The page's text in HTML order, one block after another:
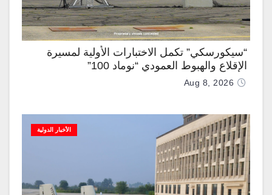
“سيكورسكي” تكمل الاختبارات الأولية لمسيرة
الإقلاع والهبوط العمودي “نوماد 100”
Aug 8, 2026
الأخبار الدولية